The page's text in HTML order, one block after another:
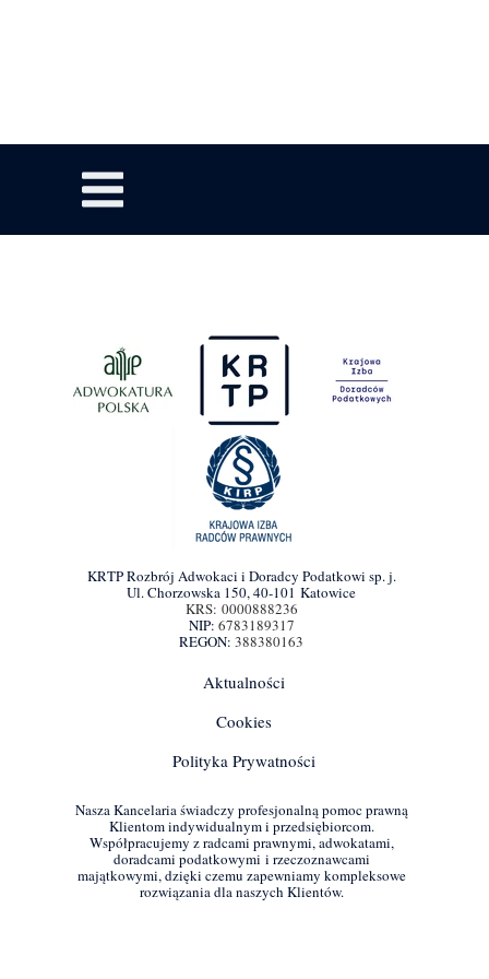
Aktualności
Cookies
Polityka Prywatności
Nasza Kancelaria świadczy profesjonalną pomoc prawną
Klientom indywidualnym i przedsiębiorcom.
Współpracujemy z radcami prawnymi, adwokatami,
doradcami podatkowymi i rzeczoznawcami
majątkowymi, dzięki czemu zapewniamy kompleksowe
rozwiązania dla naszych Klientów.
KRTP Rozbrój Adwokaci i Doradcy Podatkowi sp. j.
Ul. Chorzowska 150, 40-101 Katowice
KRS: 0000888236
NIP: 6783189317
REGON: 388380163